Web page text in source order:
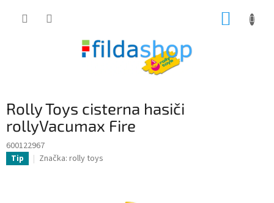
Rolly Toys cisterna hasiči
rollyVacumax Fire
600122967
Tip Značka: rolly toys